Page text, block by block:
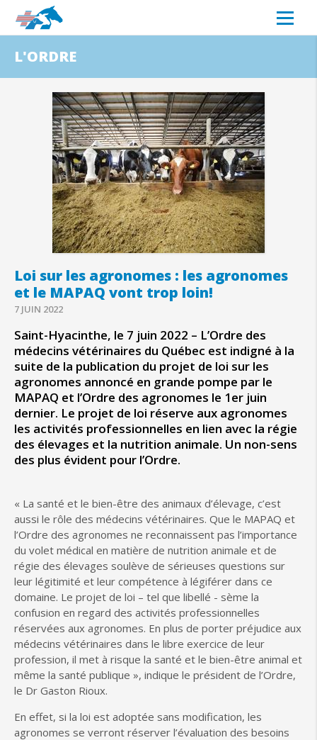
L'ORDRE
Loi sur les agronomes : les agronomes
et le MAPAQ vont trop loin!
7 JUIN 2022
Saint-Hyacinthe, le 7 juin 2022 – L’Ordre des
médecins vétérinaires du Québec est indigné à la
suite de la publication du projet de loi sur les
agronomes annoncé en grande pompe par le
MAPAQ et l’Ordre des agronomes le 1er juin
dernier. Le projet de loi réserve aux agronomes
les activités professionnelles en lien avec la régie
des élevages et la nutrition animale. Un non-sens
des plus évident pour l’Ordre.
« La santé et le bien-être des animaux d’élevage, c’est
aussi le rôle des médecins vétérinaires. Que le MAPAQ et
l’Ordre des agronomes ne reconnaissent pas l’importance
du volet médical en matière de nutrition animale et de
régie des élevages soulève de sérieuses questions sur
leur légitimité et leur compétence à légiférer dans ce
domaine. Le projet de loi – tel que libellé - sème la
confusion en regard des activités professionnelles
réservées aux agronomes. En plus de porter préjudice aux
médecins vétérinaires dans le libre exercice de leur
profession, il met à risque la santé et le bien-être animal et
même la santé publique », indique le président de l’Ordre,
le Dr Gaston Rioux.
En effet, si la loi est adoptée sans modification, les
agronomes se verront réserver l’évaluation des besoins